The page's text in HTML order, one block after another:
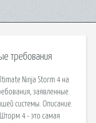
требования
Ninja Storm 4 на
заявленные
системы. Описание.
4 - это самая